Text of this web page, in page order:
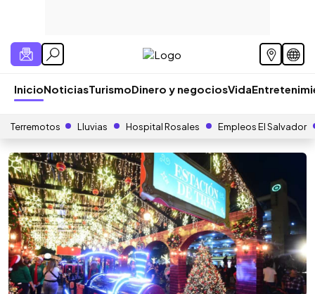
InicioNoticiasTurismoDinero y negociosVida
Terremotos Lluvias Hospital Rosales Empleos El Salvador